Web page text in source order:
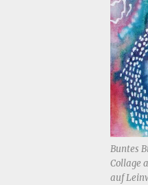
Buntes
Collage
auf